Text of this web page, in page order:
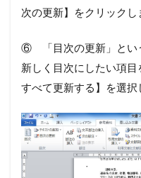
次の更新】をクリックし
⑥ 「目次の更新」とい
新しく目次にしたい項
すべて更新する】を選択